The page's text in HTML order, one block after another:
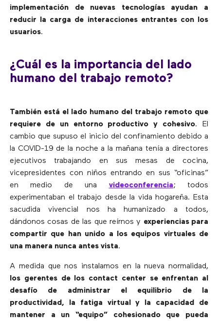
implementación de nuevas tecnologías ayudan a
reducir la carga de interacciones entrantes con los
usuarios.
¿Cuál es la importancia del lado
humano del trabajo remoto?
También está el lado humano del trabajo remoto que
requiere de un entorno productivo y cohesivo. El
cambio que supuso el inicio del confinamiento debido a
la COVID-19 de la noche a la mañana tenía a directores
ejecutivos trabajando en sus mesas de cocina,
vicepresidentes con niños entrando en sus “oficinas”
en medio de una videoconferencia; todos
experimentaban el trabajo desde la vida hogareña. Esta
sacudida vivencial nos ha humanizado a todos,
dándonos cosas de las que reírnos y experiencias para
compartir que han unido a los equipos virtuales de
una manera nunca antes vista.
A medida que nos instalamos en la nueva normalidad,
los gerentes de los contact center se enfrentan al
desafío de administrar el equilibrio de la
productividad, la fatiga virtual y la capacidad de
mantener a un “equipo” cohesionado que pueda